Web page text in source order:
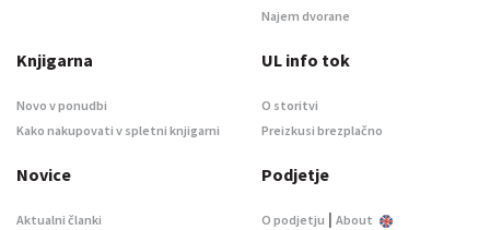
Najem dvorane
Knjigarna
Novo v ponudbi
Kako nakupovati v spletni knjigarni
UL info tok
O storitvi
Preizkusi brezplačno
Novice
Aktualni članki
Podjetje
O podjetju | About